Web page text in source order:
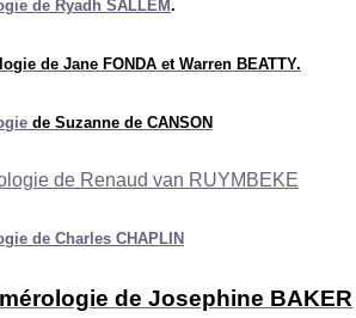
de Ryadh SALLEM.
de Jane FONDA et Warren BEATTY.
de Suzanne de CANSON
de Renaud van RUYMBEKE
de Charles CHAPLIN
de Josephine BAKER